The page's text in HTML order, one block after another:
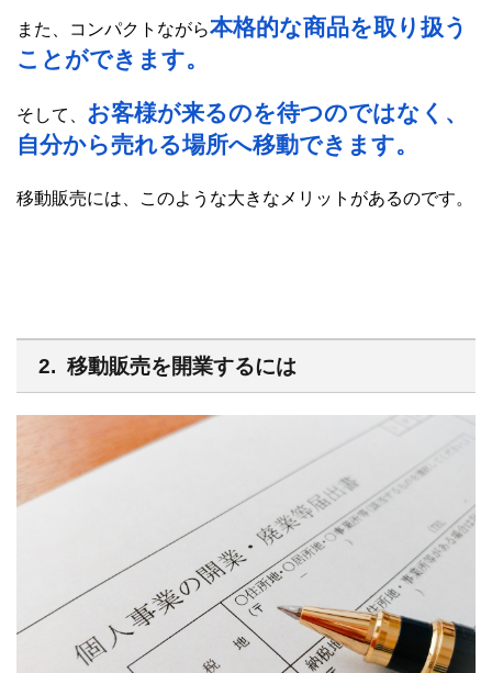
また、コンパクトながら本格的な商品を取り扱う
ことができます。
そして、 お客様が来るのを待つのではなく、
自分から売れる場所へ移動できます。
移動販売には、このような大きなメリットがあるのです。
2. 移動販売を開業するには